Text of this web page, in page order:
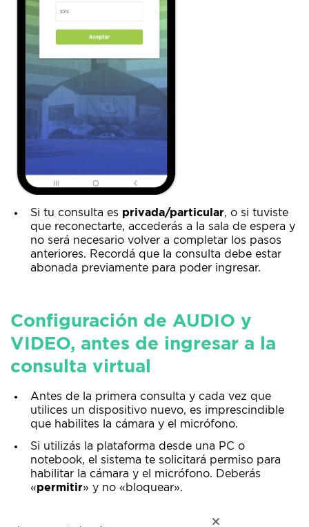
Si tu consulta es privada/particular, o si tuviste
que reconectarte, accederás a la sala de espera y
no será necesario volver a completar los pasos
anteriores. Recordá que la consulta debe estar
abonada previamente para poder ingresar.
Configuración de AUDIO y
VIDEO, antes de ingresar a la
consulta virtual
Antes de la primera consulta y cada vez que
utilices un dispositivo nuevo, es imprescindible
que habilites la cámara y el micrófono.
Si utilizás la plataforma desde una PC o
notebook, el sistema te solicitará permiso para
habilitar la cámara y el micrófono. Deberás
«permitir» y no «bloquear».